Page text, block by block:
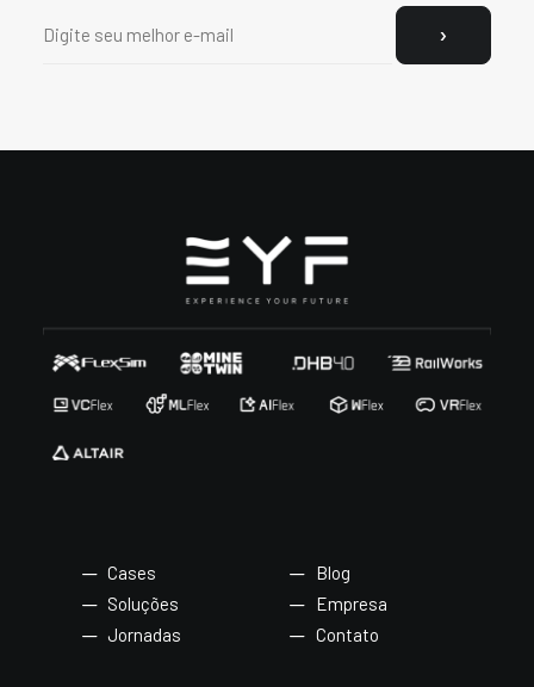
Cases
Soluções
Jornadas
Blog
Empresa
Contato